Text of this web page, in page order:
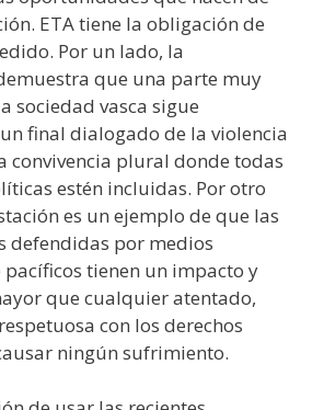
ETA tiene la obligación de
Por un lado, la
que una parte muy
sociedad vasca sigue
final dialogado de la violencia
convivencia plural donde todas
estén incluidas. Por otro
es un ejemplo de que las
defendidas por medios
tienen un impacto y
que cualquier atentado,
con los derechos
ningún sufrimiento.